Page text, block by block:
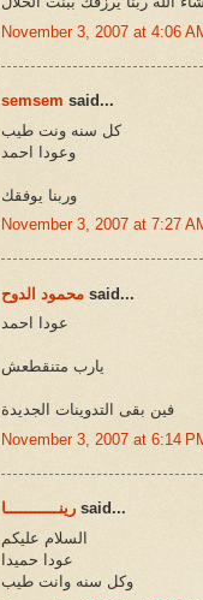
November 3, 2007 at 4:06
semsem said...
كل سنه ونت طيب
وعودا احمد
وربنا يوفقك
November 3, 2007 at 7:27
محمود الدوح said...
عودا احمد
يارب متنقطعش
فين بقى التدوينات الجديدة
November 3, 2007 at 6:14
رينـــــــــــا said...
السلام عليكم
عودا حميدا
وكل سنه وانت طيب